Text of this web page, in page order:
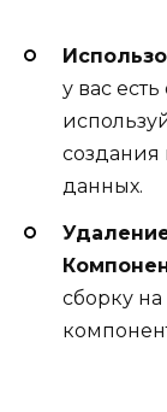
у вас
создания
данных.
сборку